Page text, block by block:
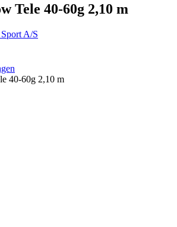
Tele 40-60g 2,10 m